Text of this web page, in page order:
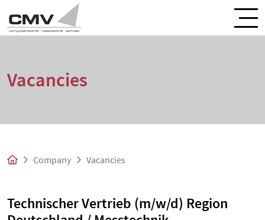
Vacancies
Company Vacancies
Technischer Vertrieb (m/w/d) Region